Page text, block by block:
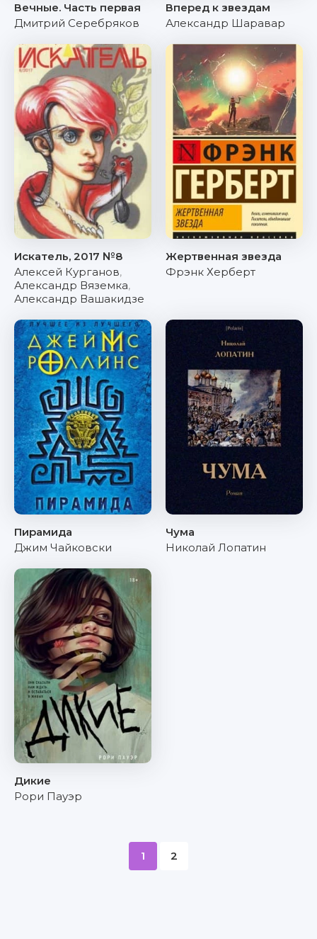
Вечные. Часть первая
Дмитрий Серебряков
Вперед к звездам
Александр Шаравар
Искатель, 2017 №8
Алексей Курганов,
Александр Вяземка,
Александр Вашакидзе
Жертвенная звезда
Фрэнк Херберт
Пирамида
Джим Чайковски
Чума
Николай Лопатин
Дикие
Рори Пауэр
1 2